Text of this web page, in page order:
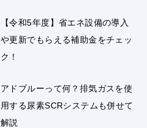
【令和5年度】省エネ設備の導入
や更新でもらえる補助金をチェッ
ク！
アドブルーって何？排気ガスを使
用する尿素SCRシステムも併せて
解説